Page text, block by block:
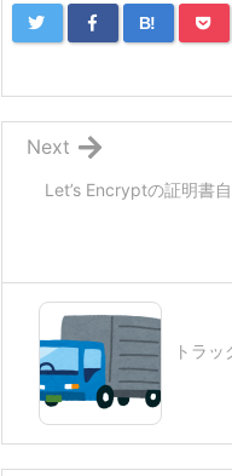
B!
Let’s Encryptの証明書
Next
トラ